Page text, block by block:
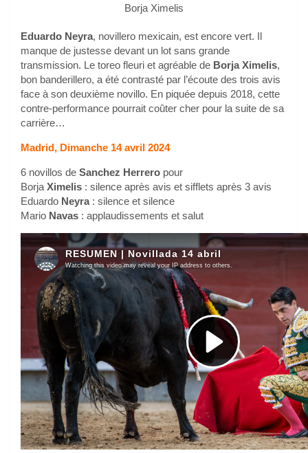
Borja Ximelis
Eduardo Neyra, novillero mexicain, est encore vert. Il
manque de justesse devant un lot sans grande
transmission. Le toreo fleuri et agréable de Borja Ximelis,
bon banderillero, a été contrasté par l’écoute des trois avis
face à son deuxième novillo. En piquée depuis 2018, cette
contre-performance pourrait coûter cher pour la suite de sa
carrière…
Madrid, Dimanche 14 avril 2024
6 novillos de Sanchez Herrero pour
Borja Ximelis : silence après avis et sifflets après 3 avis
Eduardo Neyra : silence et silence
Mario Navas : applaudissements et salut